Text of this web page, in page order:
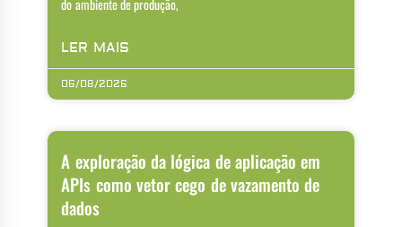
do ambiente de produção,
LER MAIS
06/08/2026
A exploração da lógica de aplicação em
APIs como vetor cego de vazamento de
dados